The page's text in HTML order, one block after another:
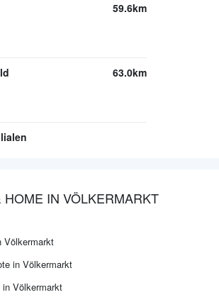
59.6km
63.0km
IN VÖLKERMARKT
Völkermarkt
in Völkermarkt
Völkermarkt